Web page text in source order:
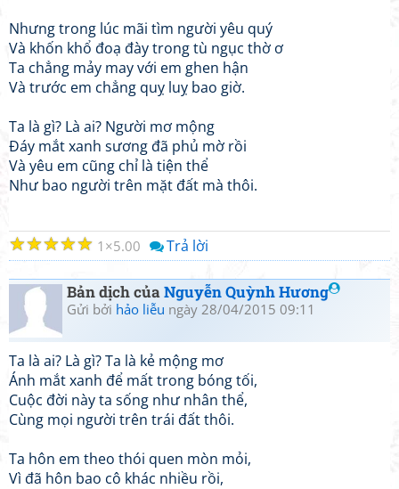
Nhưng trong lúc mãi tìm người yêu quý
Và khốn khổ đoạ đày trong tù ngục thờ ơ
Ta chẳng mảy may với em ghen hận
Và trước em chẳng quỵ luỵ bao giờ.
Ta là gì? Là ai? Người mơ mộng
Đáy mắt xanh sương đã phủ mờ rồi
Và yêu em cũng chỉ là tiện thể
Như bao người trên mặt đất mà thôi.
☆
☆
☆
☆
☆ 1 5.00 Trả lời
Bản dịch củaNguyễn Quỳnh Hương
Gửi bởi hảo liễu ngày 28/04/2015 09:11
Ta là ai? Là gì? Ta là kẻ mộng mơ
Ánh mắt xanh để mất trong bóng tối,
Cuộc đời này ta sống như nhân thể,
Cùng mọi người trên trái đất thôi.
Ta hôn em theo thói quen mòn mỏi,
Vì đã hôn bao cô khác nhiều rồi,